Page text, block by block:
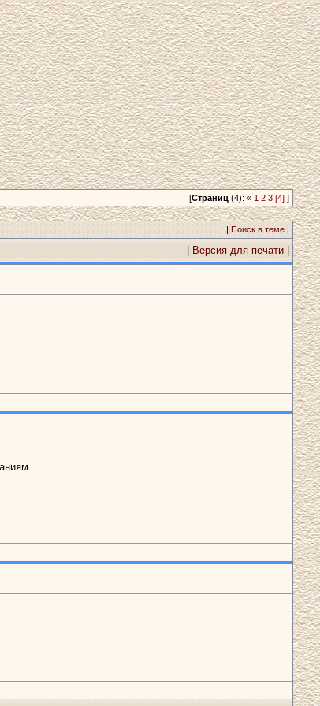
[Страниц (4): « 1 2 3 [4] ]
|Поиск в теме|
Версия для печати